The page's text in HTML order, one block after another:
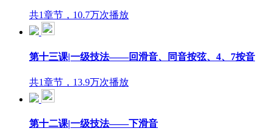
共1章节，10.7万次播放
第十三课|一级技法——回滑音、同音按弦、4、7按音
共1章节，13.9万次播放
第十二课|一级技法——下滑音